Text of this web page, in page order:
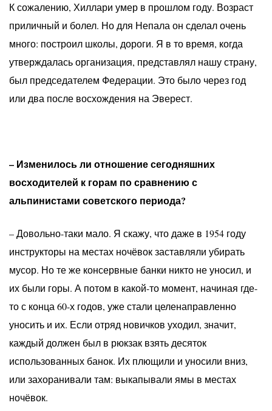
К сожалению, Хиллари умер в прошлом году. Возраст
приличный и болел. Но для Непала он сделал очень
много: построил школы, дороги. Я в то время, когда
утверждалась организация, представлял нашу страну,
был председателем Федерации. Это было через год
или два после восхождения на Эверест.
– Изменилось ли отношение сегодняшних
восходителей к горам по сравнению с
альпинистами советского периода?
– Довольно-таки мало. Я скажу, что даже в 1954 году
инструкторы на местах ночёвок заставляли убирать
мусор. Но те же консервные банки никто не уносил, и
их были горы. А потом в какой-то момент, начиная где-
то с конца 60-х годов, уже стали целенаправленно
уносить и их. Если отряд новичков уходил, значит,
каждый должен был в рюкзак взять десяток
использованных банок. Их плющили и уносили вниз,
или захоранивали там: выкапывали ямы в местах
ночёвок.